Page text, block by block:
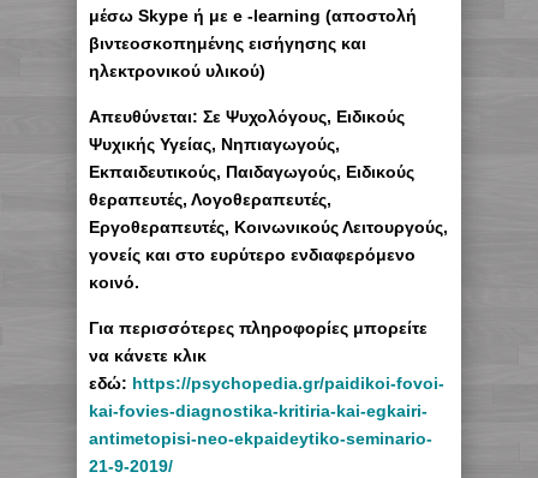
μέσω Skype ή με e -learning (αποστολή
βιντεοσκοπημένης εισήγησης και
ηλεκτρονικού υλικού)
Απευθύνεται: Σε Ψυχολόγους, Ειδικούς
Ψυχικής Υγείας, Νηπιαγωγούς,
Εκπαιδευτικούς, Παιδαγωγούς, Ειδικούς
θεραπευτές, Λογοθεραπευτές,
Εργοθεραπευτές, Κοινωνικούς Λειτουργούς,
γονείς και στο ευρύτερο ενδιαφερόμενο
κοινό.
Για περισσότερες πληροφορίες μπορείτε
να κάνετε κλικ
εδώ: https://psychopedia.gr/paidikoi-fovoi-
kai-fovies-diagnostika-kritiria-kai-egkairi-
antimetopisi-neo-ekpaideytiko-seminario-
21-9-2019/